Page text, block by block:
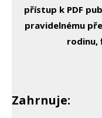
přístup k PDF
pravidelnému
rodinu,
Zahrnuje: